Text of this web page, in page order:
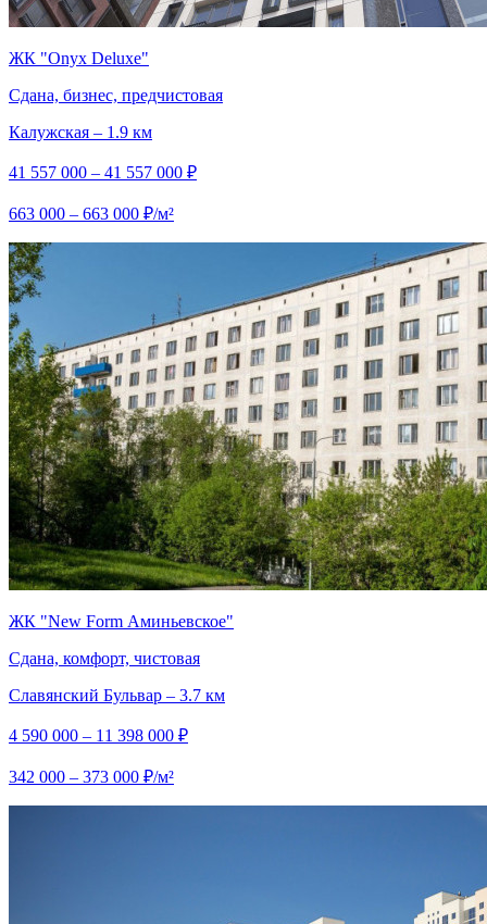
ЖК "Onyx Deluxe"
Сдана, бизнес, предчистовая
Калужская – 1.9 км
41 557 000 – 41 557 000 ₽
663 000 – 663 000 ₽/м²
ЖК "New Form Аминьевское"
Сдана, комфорт, чистовая
Славянский Бульвар – 3.7 км
4 590 000 – 11 398 000 ₽
342 000 – 373 000 ₽/м²